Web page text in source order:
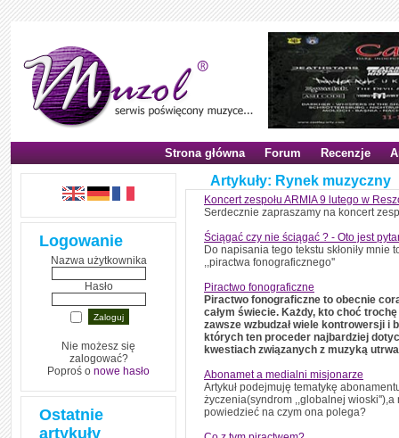
Strona główna Forum Recenzje
Logowanie
Nazwa użytkownika
Hasło
Nie możesz się
zalogować?
Poproś o nowe hasło
Ostatnie
artykuły
Artykuły: Rynek muzyczny
Koncert zespołu ARMIA 9 lutego w
Serdecznie zapraszamy na koncert
Ściągać czy nie ściągać ? - Oto jest
Do napisania tego tekstu skłoniły
,,piractwa fonograficznego''
Piractwo fonograficzne
Piractwo fonograficzne to obecnie
całym świecie. Każdy, kto choć
zawsze wzbudzał wiele kontrowersji i
których ten proceder najbardziej
kwestiach związanych z muzyką
Abonamet a medialni misjonarze
Artykuł podejmuję tematykę
życzenia(syndrom ,,globalnej wioski''),a
powiedzieć na czym ona polega?